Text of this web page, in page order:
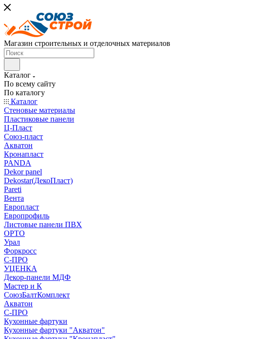
Магазин строительных и отделочных материалов
Каталог
По всему сайту
По каталогу
Каталог
Стеновые материалы
Пластиковые панели
Ц-Пласт
Союз-пласт
Акватон
Кронапласт
PANDA
Dekor panel
Dekostar(ДекоПласт)
Pareti
Вента
Европласт
Европрофиль
Листовые панели ПВХ
ОРТО
Урал
Форкросс
С-ПРО
УЦЕНКА
Декор-панели МДФ
Мастер и К
СоюзБалтКомплект
Акватон
С-ПРО
Кухонные фартуки
Кухонные фартуки "Акватон"